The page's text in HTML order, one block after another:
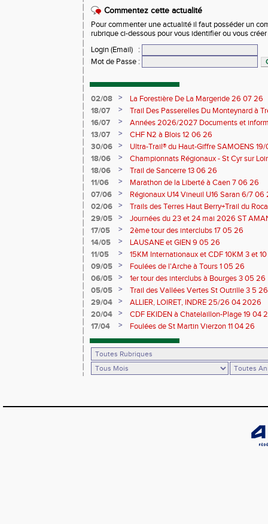
Commentez cette actualité
Pour commenter une actualité il faut posséder un
rubrique ci-dessous pour vous identifier ou vous
Login (Email)
:
Mot de Passe :
02/08 >
La Forestière De La Margeride 26 07 26
18/07
>
Trail Des Passerelles Du Monteynard à
16/07
>
Années 2026/2027 Documents et
13/07
>
CHF N2 à Blois 12 06 26
30/06
>
Ultra-Trail® du Haut-Giffre SAMOENS
18/06
>
Championnats Régionaux - St Cyr sur
Saran 13/14 06 26
18/06 >
Trail de Sancerre 13 06 26
11/06
>
Marathon de la Liberté à Caen 7 06 26
07/06
>
Régionaux U14 Vineuil U16 Saran 6/7 06
02/06
>
Trails des Terres Haut Berry+Trail du
du Berry 30/31 05 2026
29/05 >
Journées du 23 et 24 mai 2026 ST
17/05
>
2ème tour des interclubs 17 05 26
14/05
>
LAUSANE et GIEN 9 05 26
11/05
>
15KM Internationaux et CDF 10KM 3 et
09/05
>
Foulées de l'Arche à Tours 1 05 26
06/05
>
1er tour des interclubs à Bourges 3 05 26
05/05
>
Trail des Vallées Vertes St Outrille 3 5 26
29/04
>
ALLIER, LOIRET, INDRE 25/26 04 2026
20/04
>
CDF EKIDEN à Chatelaillon-Plage 19 04
17/04
> Foulées de St Martin Vierzon 11 04 26